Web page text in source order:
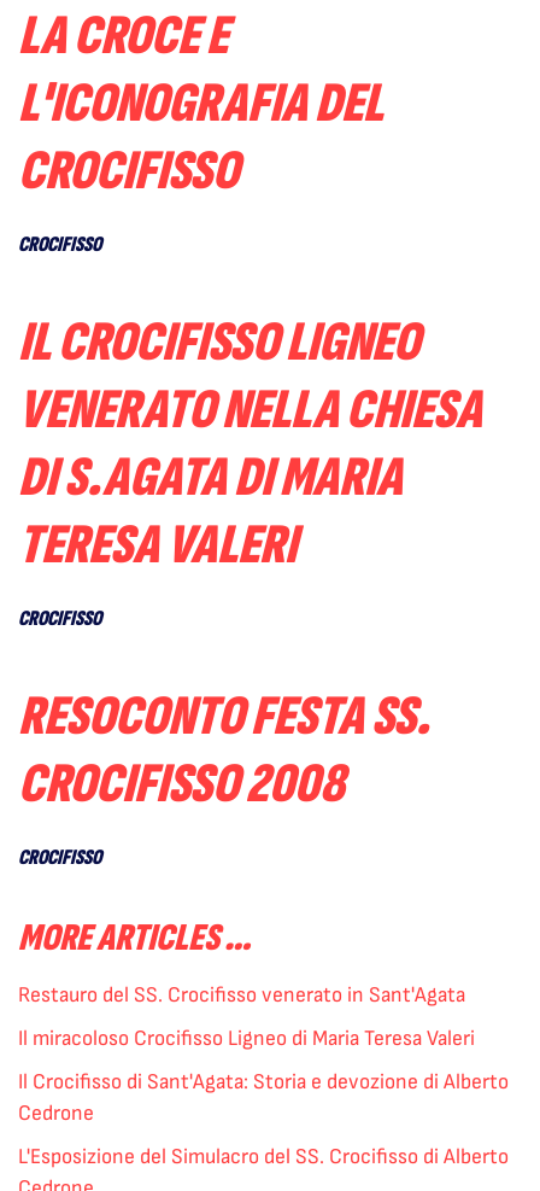
LA CROCE E
L'ICONOGRAFIA DEL
CROCIFISSO
CROCIFISSO
IL CROCIFISSO LIGNEO
VENERATO NELLA CHIESA
DI S.AGATA DI MARIA
TERESA VALERI
CROCIFISSO
RESOCONTO FESTA SS.
CROCIFISSO 2008
CROCIFISSO
MORE ARTICLES …
Restauro del SS. Crocifisso venerato in Sant'Agata
Il miracoloso Crocifisso Ligneo di Maria Teresa Valeri
Il Crocifisso di Sant'Agata: Storia e devozione di Alberto
Cedrone
L'Esposizione del Simulacro del SS. Crocifisso di Alberto